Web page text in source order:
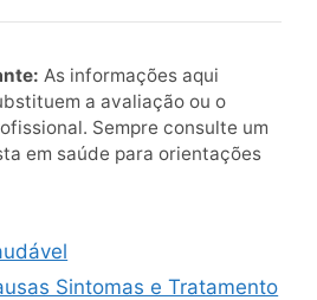
As informações aqui
a avaliação ou o
Sempre consulte um
em saúde para orientações
Sintomas e Tratamento